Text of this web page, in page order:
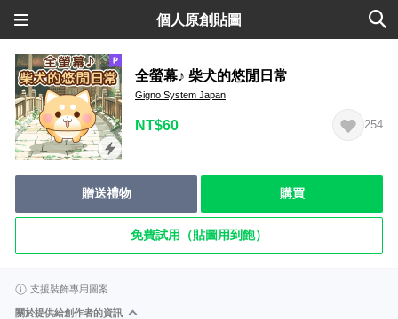
個人原創貼圖
全螢幕♪ 柴犬的悠閒日常
Gigno System Japan
NT$60 254
贈送禮物 購買
免費試用（貼圖用到飽）
支援裝飾專用圖案
關於提供給創作者的資訊